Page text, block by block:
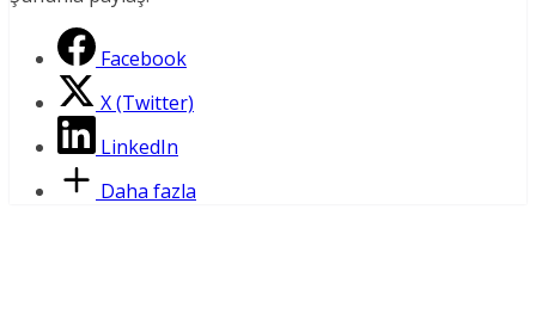
Facebook
X (Twitter)
LinkedIn
Daha fazla